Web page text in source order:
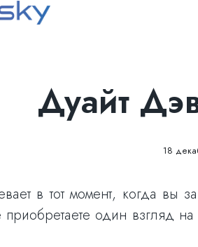
Дуайт
18
в тот момент, когда вы
один взгляд